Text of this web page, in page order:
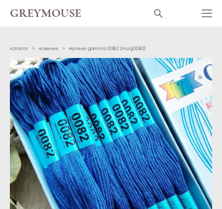
GREYMOUSE
каталог > новинки > мулине gamma 0082 (mulg0082)